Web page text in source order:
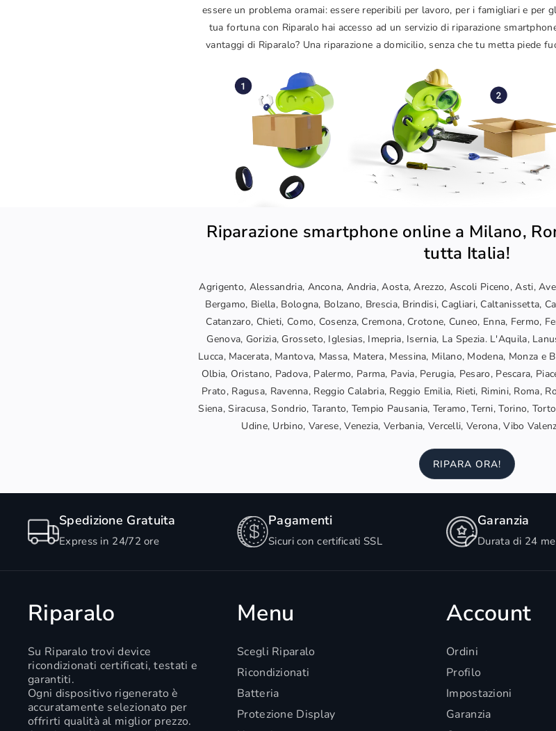
essere un problema oramai: essere reperibili per lavoro, per i famigliari e per
tua fortuna con Riparalo hai accesso ad un servizio di riparazione
vantaggi di Riparalo? Una riparazione a domicilio, senza che tu metta piede
Riparazione smartphone online a Milano,
tutta Italia!
Agrigento, Alessandria, Ancona, Andria, Aosta, Arezzo, Ascoli Piceno, Asti,
Bergamo, Biella, Bologna, Bolzano, Brescia, Brindisi, Cagliari, Caltanissetta,
Catanzaro, Chieti, Como, Cosenza, Cremona, Crotone, Cuneo, Enna, Fermo,
Genova, Gorizia, Grosseto, Iglesias, Imepria, Isernia, La Spezia. L'Aquila,
Lucca, Macerata, Mantova, Massa, Matera, Messina, Milano, Modena, Monza e
Olbia, Oristano, Padova, Palermo, Parma, Pavia, Perugia, Pesaro, Pescara,
Prato, Ragusa, Ravenna, Reggio Calabria, Reggio Emilia, Rieti, Rimini, Roma,
Siena, Siracusa, Sondrio, Taranto, Tempio Pausania, Teramo, Terni, Torino,
Udine, Urbino, Varese, Venezia, Verbania, Vercelli, Verona, Vibo
RIPARA ORA!
Spedizione Gratuita
Express in 24/72 ore
Pagamenti
Sicuri con certificati SSL
Garanzia
Durata di 24
Riparalo
Su Riparalo trovi device
ricondizionati certificati, testati e
garantiti.
Ogni dispositivo rigenerato è
accuratamente selezionato per
offrirti qualità al miglior prezzo.
Menu
Scegli Riparalo
Ricondizionati
Batteria
Protezione Display
Account
Ordini
Profilo
Impostazioni
Garanzia